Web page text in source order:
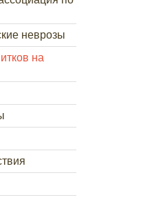
неврозы
на